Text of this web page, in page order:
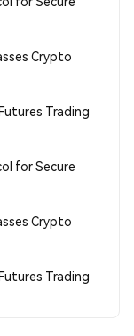
Crypto
Trading
for Secure
Crypto
Trading